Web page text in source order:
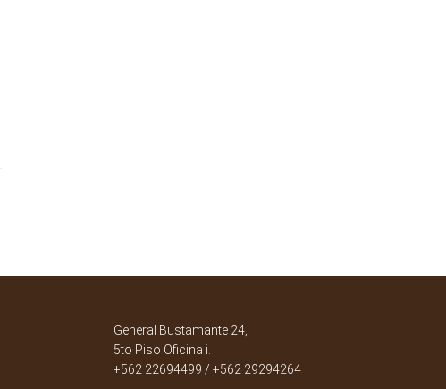
General Bustamante 24,
5to Piso Oficina i.
+562 22694499 / +562 29294264